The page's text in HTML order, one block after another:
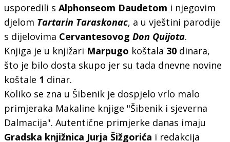
usporedili s Alphonseom Daudetom i njegovim
djelom Tartarin Taraskonac, a u vještini parodije
s dijelovima Cervantesovog Don Quijota.
Knjiga je u knjižari Marpugo koštala 30dinara,
što je bilo dosta skupo jer su tada dnevne novine
koštale 1 dinar.
Koliko se zna u Šibenik je dospjelo vrlo malo
primjeraka Makaline knjige "Šibenik i sjeverna
Dalmacija". Autentične primjerke danas imaju
Gradska knjižnica Jurja Šižgorića i redakcija